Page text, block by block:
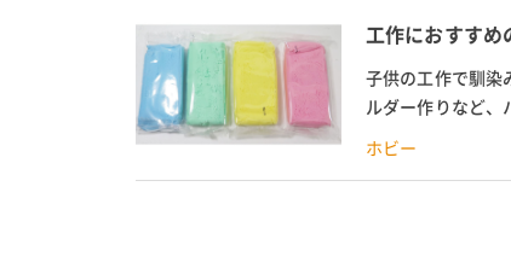
工作におすすめ
子供の工作で馴染
ルダー作りなど、
質感や重さ、色
ホビー